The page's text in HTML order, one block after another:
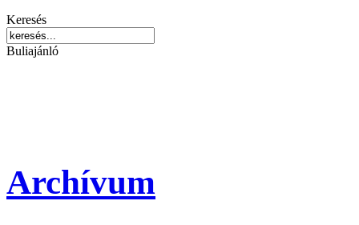
Keresés
Buliajánló
Archívum